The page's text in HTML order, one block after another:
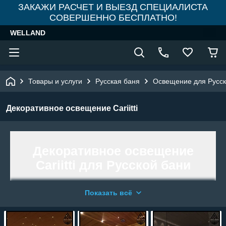
ЗАКАЖИ РАСЧЕТ И ВЫЕЗД СПЕЦИАЛИСТА
СОВЕРШЕННО БЕСПЛАТНО!
WELLAND
Товары и услуги Русская баня Освещение для
Декоративное освещение Cariitti
международным стандартам и обладает
соответствующими сертификатами
Показать всё